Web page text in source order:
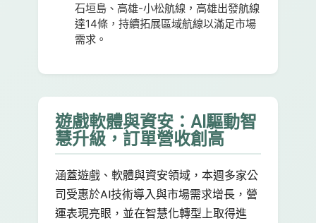
石垣島、高雄-小松航線，高雄出發航線
達14條，持續拓展區域航線以滿足市場
需求。
遊戲軟體與資安：AI驅動智
慧升級，訂單營收創高
涵蓋遊戲、軟體與資安領域，本週多家公
司受惠於AI技術導入與市場需求增長，營
運表現亮眼，並在智慧化轉型上取得進